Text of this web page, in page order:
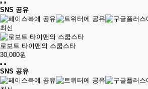
SNS 공유
최신
로보트 타이맨의 스쿱스타
30,000원
SNS 공유